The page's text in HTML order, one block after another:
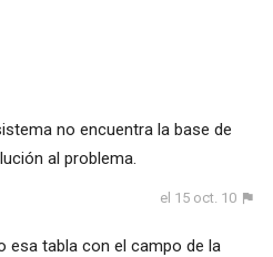
no encuentra la base de
al problema.
el 15 oct. 10
esa tabla con el campo de la